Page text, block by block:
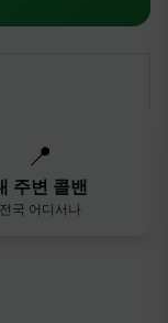
📍
주변 콜밴
전국 어디서나